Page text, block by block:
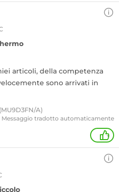
articoli, della competenza
sono arrivati in
A)
Messaggio tradotto automaticamente
+